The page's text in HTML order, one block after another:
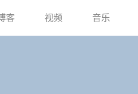
客 视频 音乐